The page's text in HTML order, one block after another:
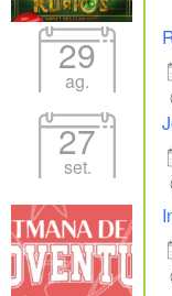
29
ag.
27
set.